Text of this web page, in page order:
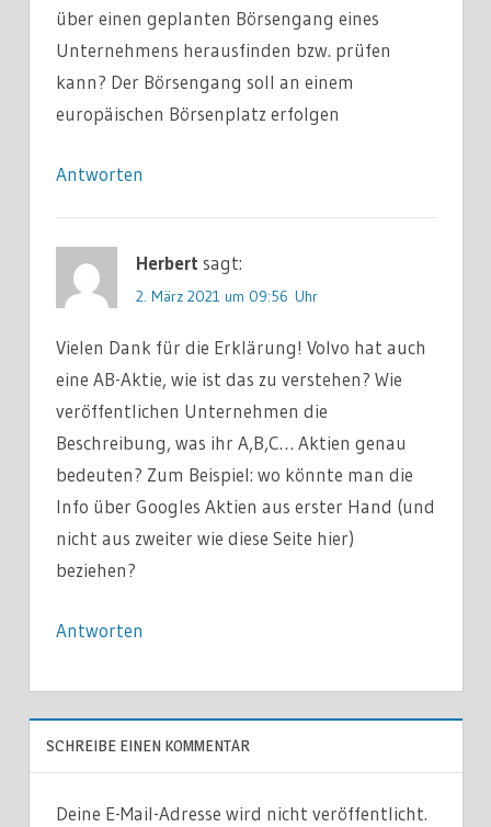
über einen geplanten Börsengang eines
Unternehmens herausfinden bzw. prüfen
kann? Der Börsengang soll an einem
europäischen Börsenplatz erfolgen
Antworten
Herbert sagt:
2. März 2021 um 09:56 Uhr
Vielen Dank für die Erklärung! Volvo hat auch
eine AB-Aktie, wie ist das zu verstehen? Wie
veröffentlichen Unternehmen die
Beschreibung, was ihr A,B,C… Aktien genau
bedeuten? Zum Beispiel: wo könnte man die
Info über Googles Aktien aus erster Hand (und
nicht aus zweiter wie diese Seite hier)
beziehen?
Antworten
SCHREIBE EINEN KOMMENTAR
Deine E-Mail-Adresse wird nicht veröffentlicht.